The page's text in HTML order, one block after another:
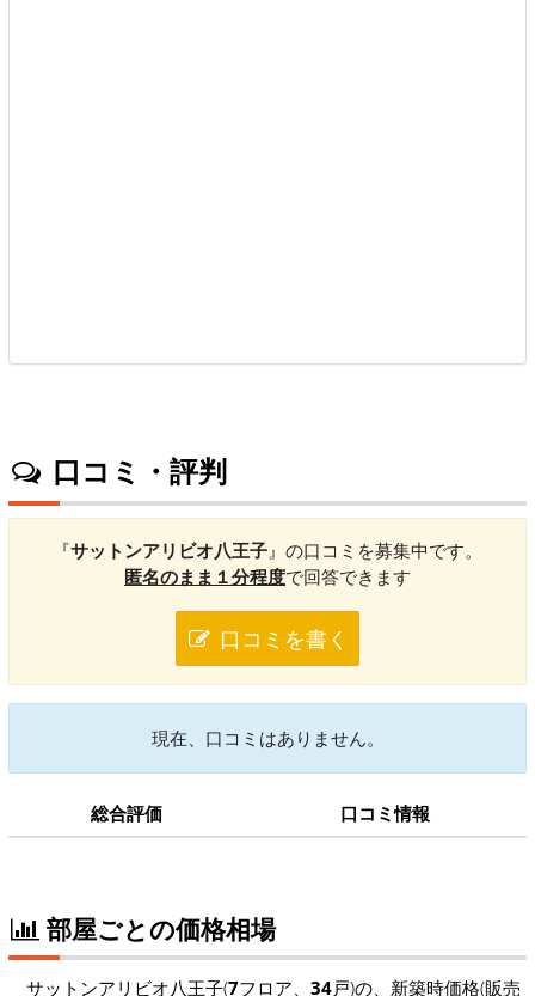
口コミ・評判
『サットンアリビオ八王子 』の口コミを募集中です。
匿名のまま１分程度で回答できます
口コミを書く
現在、口コミはありません。
総合評価 口コミ情報
部屋ごとの価格相場
サットンアリビオ八王子(7フロア、 34戸)の、新築時価格(販売